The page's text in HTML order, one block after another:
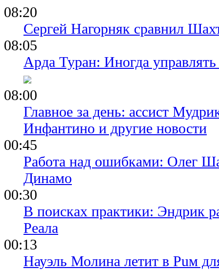
08:20
Сергей Нагорняк сравнил
08:05
Арда Туран: Иногда
08:00
Главное за день: ассист
Инфантино и другие новости
00:45
Работа над ошибками: Олег
Динамо
00:30
В поисках практики: Эндрик
Реала
00:13
Науэль Молина летит в Puм